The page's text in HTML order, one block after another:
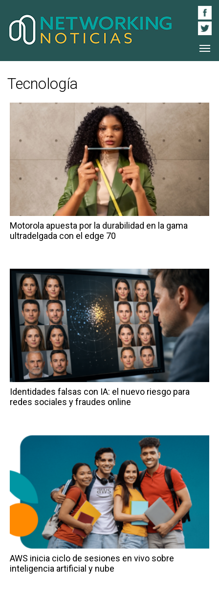
Tecnología
Motorola apuesta por la durabilidad en la gama
ultradelgada con el edge 70
Identidades falsas con IA: el nuevo riesgo para
redes sociales y fraudes online
AWS inicia ciclo de sesiones en vivo sobre
inteligencia artificial y nube